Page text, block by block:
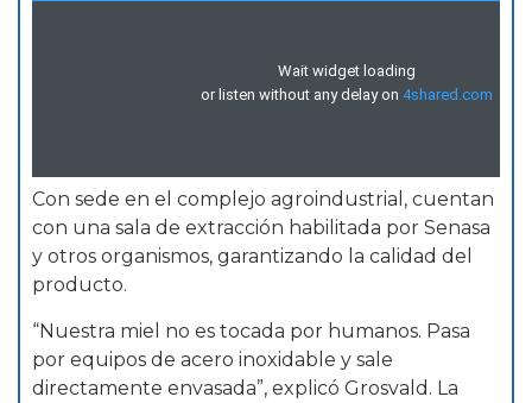
Con sede en el complejo agroindustrial, cuentan
con una sala de extracción habilitada por Senasa
y otros organismos, garantizando la calidad del
producto.
“Nuestra miel no es tocada por humanos. Pasa
por equipos de acero inoxidable y sale
directamente envasada”, explicó Grosvald. La